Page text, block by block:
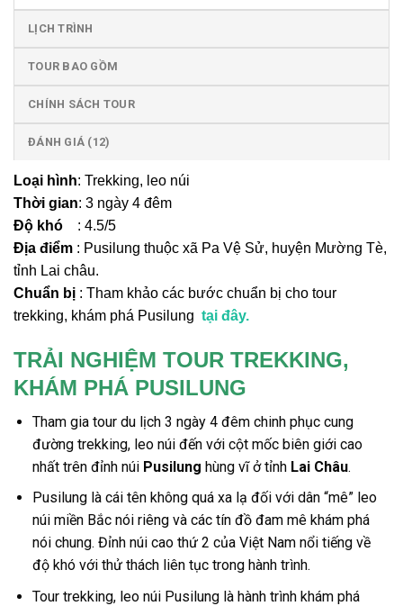
LỊCH TRÌNH
TOUR BAO GỒM
CHÍNH SÁCH TOUR
ĐÁNH GIÁ (12)
Loại hình: Trekking, leo núi
Thời gian: 3 ngày 4 đêm
Độ khó : 4.5/5
Địa điểm : Pusilung thuộc xã Pa Vệ Sử, huyện Mường Tè,
tỉnh Lai châu.
Chuẩn bị : Tham khảo các bước chuẩn bị cho tour
trekking, khám phá Pusilung tại đây.
TRẢI NGHIỆM TOUR TREKKING,
KHÁM PHÁ PUSILUNG
Tham gia tour du lịch 3 ngày 4 đêm chinh phục cung
đường trekking, leo núiđến với cột mốc biên giới cao
nhất trên đỉnh núiPusilung hùng vĩ ở tỉnhLai Châu.
Pusilung là cái tên không quá xa lạ đối với dân “mê” leo
núi miền Bắc nói riêng và các tín đồ đam mê khám phá
nói chung. Đỉnh núi cao thứ 2 của Việt Nam nổi tiếng về
độ khó với thử thách liên tục trong hành trình.
Tour trekking, leo núiPusilunglà hành trình khám phá